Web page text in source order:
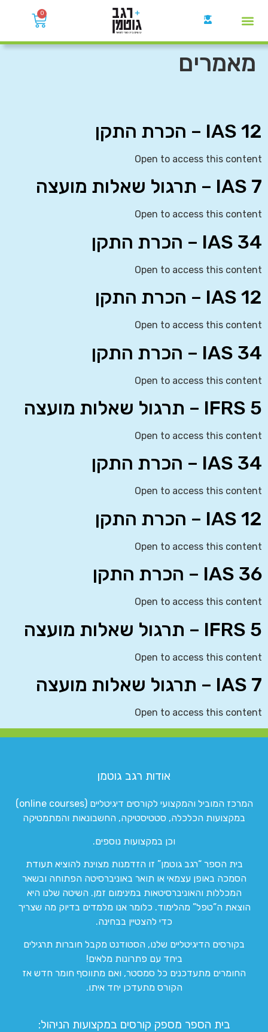
0
מאמרים
IAS 12 – הכרת התקן
Open to access this content
IAS 7 – תרגול שאלות מועצה
Open to access this content
IAS 34 – הכרת התקן
Open to access this content
IAS 12 – הכרת התקן
Open to access this content
IAS 34 – הכרת התקן
Open to access this content
IFRS 5 – תרגול שאלות מועצה
Open to access this content
IAS 34 – הכרת התקן
Open to access this content
IAS 12 – הכרת התקן
Open to access this content
IAS 36 – הכרת התקן
Open to access this content
IFRS 5 – תרגול שאלות מועצה
Open to access this content
IAS 7 – תרגול שאלות מועצה
Open to access this content
אודות רגב גוטמן
המרכז המוביל והמקצועי לקורסים דיגיטליים (online courses)
במקצועות הכלכלה, סטטיסטיקה, החשבונאות והמתמטיקה
וכן במקצועות נוספים.
בית הספר “רגב גוטמן” זו הזדמנות מצוינת להוציא תעודת
הסמכה באופן עצמאי או תואר באוניברסיטה הפתוחה ובשאר
המכללות והאוניברסיטאות במינימום זמן. השיטה שלנו היא
הוצאת ה”טפל” מהלימוד. כלומר אנו מלמדים בדיוק מה שצריך
כדי להצטיין בבחינה.
בקורסים הדיגיטליים שלנו, הסטודנט מקבל חוברות תרגילים
ביחד עם פתרונות מלאים!
החומרים מתעדכנים כל סמסטר, ואם מתווסף חומר חדש אז
הקורס מתעדכן יחד איתו.
בית הספר מספק קורסים במקצועות הניהול: